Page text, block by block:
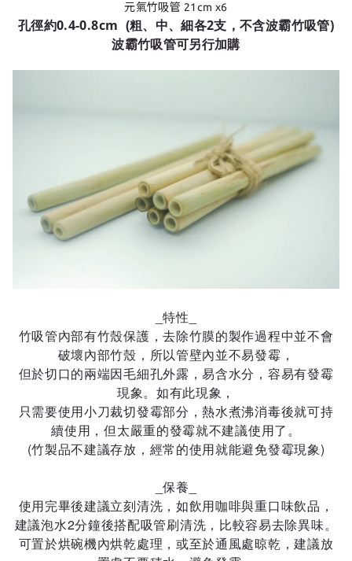
元氣竹吸管 21cm x6
孔徑約0.4-0.8cm (粗、中、細各2支，不含波霸竹吸管)
波霸竹吸管可另行加購
_特性_
竹吸管內部有竹殼保護，去除竹膜的製作過程中並不會
破壞內部竹殼，所以管壁內並不易發霉，
但於切口的兩端因毛細孔外露，易含水分，容易有發霉
現象。如有此現象，
只需要使用小刀裁切發霉部分，熱水煮沸消毒後就可持
續使用，但太嚴重的發霉就不建議使用了。
(竹製品不建議存放，經常的使用就能避免發霉現象)
_保養
使用完畢後建議立刻清洗，如飲用咖啡與重口味飲品，
建議泡水2分鐘後搭配吸管刷清洗，比較容易去除異味。
可置於烘碗機內烘乾處理，或至於通風處晾乾，建議放